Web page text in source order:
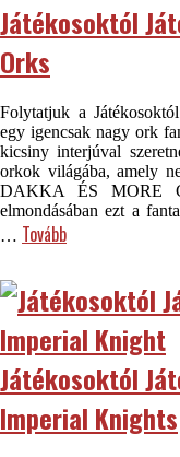
Játékosoktól
Orks
Folytatjuk a
egy igencsak nagy ork
kicsiny interjúval
orkok világába, amely
DAKKA ÉS MORE
elmondásában ezt a
… Tovább
Játékosoktól
Imperial Knights